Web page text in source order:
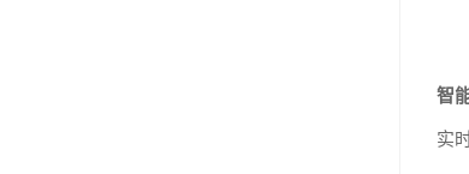
智
实